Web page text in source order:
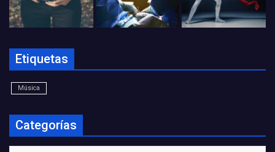
Etiquetas
Música
Categorías